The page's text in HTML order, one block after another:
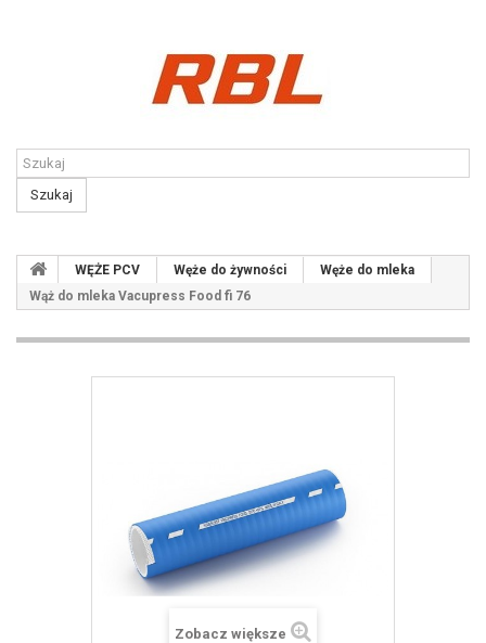
Szukaj
WĘŻE PCV Węże do żywności
Węże do mleka
Wąż do mleka Vacupress Food fi 76
Zobacz większe